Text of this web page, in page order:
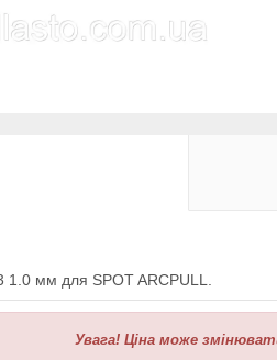
мм для SPOT ARCPULL.
Увага! Ціна може